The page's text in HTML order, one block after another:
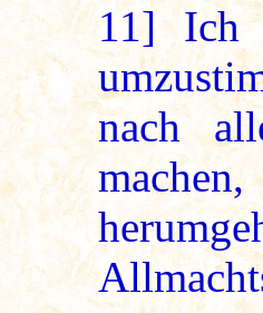
11] Ich
nach